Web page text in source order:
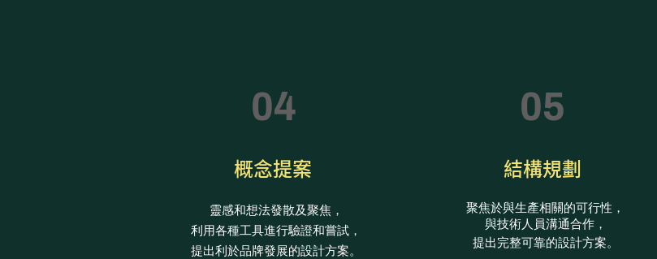
04
概念提案
靈感和想法發散及聚焦，
利用各種工具進行驗證和嘗試，
提出利於品牌發展的設計方案。
05
結構規劃
聚焦於與生產相關的可行性，
與技術人員溝通合作，
提出完整可靠的設計方案。